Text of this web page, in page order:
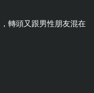
轉頭又跟男性朋友混在